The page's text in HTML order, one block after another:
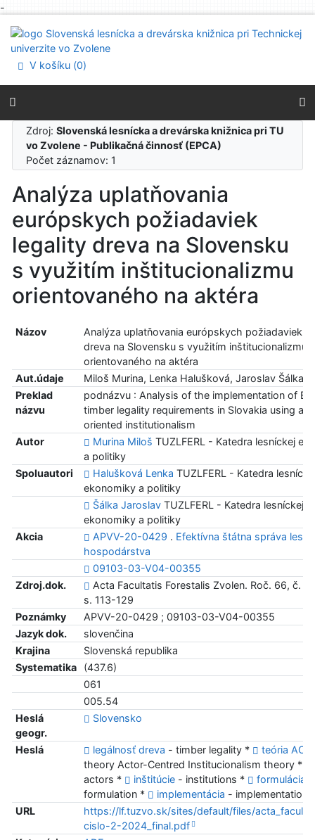
-
Prejsť na menu
Prehlásenie o webovej prístupnosti
V košíku (0)
Zdroj:Slovenská lesnícka a drevárska knižnica pri TU
vo Zvolene - Publikačná činnosť (EPCA)
Počet záznamov: 1
Analýza uplatňovania
európskych požiadaviek
legality dreva na Slovensku
s využitím inštitucionalizmu
orientovaného na aktéra
Názov
Analýza uplatňovania európskych požiadaviek
dreva na Slovensku s využitím inštitucionalizmu
orientovaného na aktéra
Aut.údaje
Miloš Murina, Lenka Halušková, Jaroslav Šálka
Preklad
názvu
podnázvu : Analysis of the implementation of
timber legality requirements in Slovakia using
oriented institutionalism
Autor
Murina Miloš TUZLFERL - Katedra lesníckej
a politiky
Spoluautori
Halušková Lenka TUZLFERL - Katedra
ekonomiky a politiky
Šálka JaroslavTUZLFERL - Katedra lesníckej
ekonomiky a politiky
Akcia
APVV-20-0429 . Efektívna štátna správa
hospodárstva
09103-03-V04-00355
Zdroj.dok.
Acta Facultatis Forestalis Zvolen. Roč. 66, č. 2
s. 113-129
Poznámky
APVV-20-0429 ; 09103-03-V04-00355
Jazyk dok.
slovenčina
Krajina
Slovenská republika
Systematika
(437.6)
061
005.54
Heslá
geogr.
Slovensko
Heslá legálnosť dreva - timber legality * teória ACI
theory Actor-Centred Institucionalism theory *
actors *
inštitúcie- institutions * formulácia
formulation *
implementácia - implementation
URL
https://lf.tuzvo.sk/sites/default/files/
cislo-2-2024_final.pdf